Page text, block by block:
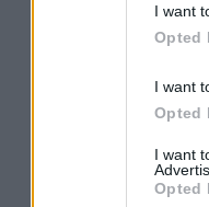
I want
Opted
I want
Opted
I want
Opted